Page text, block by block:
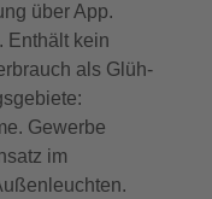
über App.
Enthält kein
als Glüh-
Gewerbe
im